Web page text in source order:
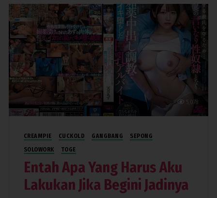
5,078
CREAMPIE CUCKOLD GANGBANG
SEPONG
SOLOWORK
TOGE
Entah Apa Yang Harus Aku
Lakukan Jika Begini Jadinya